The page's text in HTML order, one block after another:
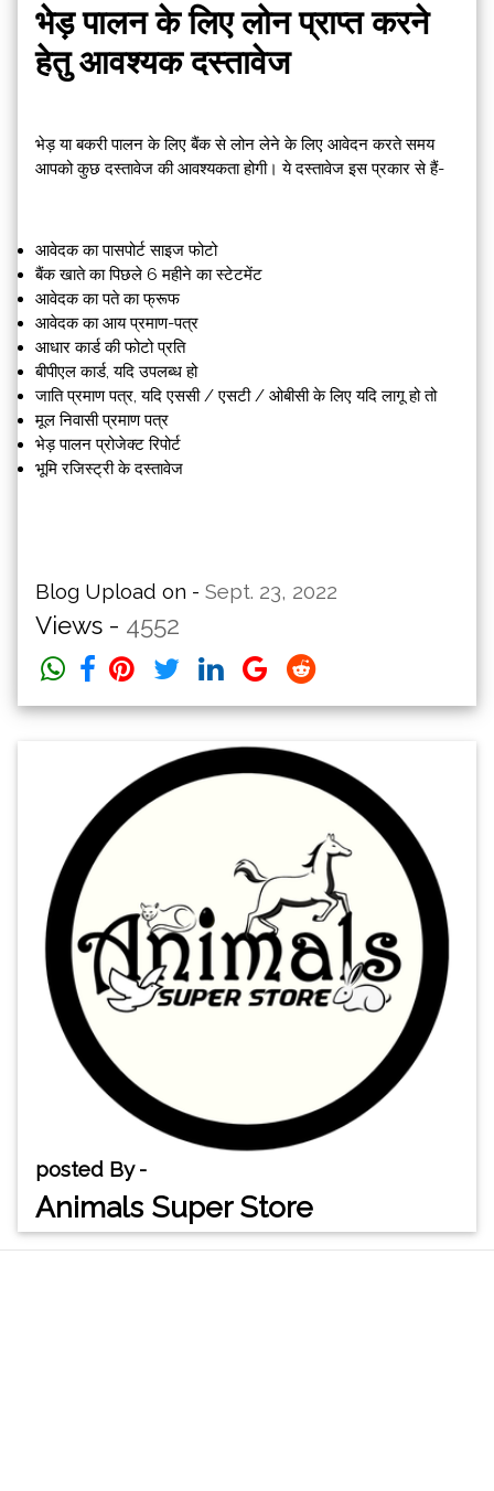
भेड़ पालन के लिए लोन प्राप्त करने
हेतु आवश्यक दस्तावेज
भेड़ या बकरी पालन के लिए बैंक से लोन लेने के लिए आवेदन करते समय
आपको कुछ दस्तावेज की आवश्यकता होगी। ये दस्तावेज इस प्रकार से हैं-
आवेदक का पासपोर्ट साइज फोटो
बैंक खाते का पिछले 6 महीने का स्टेटमेंट
आवेदक का पते का फ्रूफ
आवेदक का आय प्रमाण-पत्र
आधार कार्ड की फोटो प्रति
बीपीएल कार्ड, यदि उपलब्ध हो
जाति प्रमाण पत्र, यदि एससी / एसटी / ओबीसी के लिए यदि लागू हो तो
मूल निवासी प्रमाण पत्र
भेड़ पालन प्रोजेक्ट रिपोर्ट
भूमि रजिस्ट्री के दस्तावेज
Blog Upload on - Sept. 23, 2022
Views - 4552
posted By -
Animals Super Store